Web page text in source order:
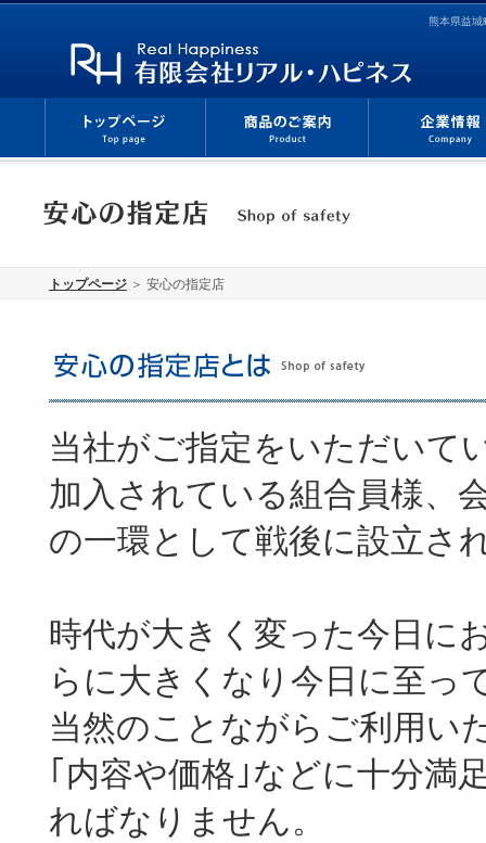
熊本県益城
トップページ ＞ 安心の指定店
当社がご指定をいただいて
加入されている組合員様、
の一環として戦後に設立さ
時代が大きく変った今日に
らに大きくなり今日に至っ
当然のことながらご利用い
｢内容や価格｣などに十分満
ればなりません。